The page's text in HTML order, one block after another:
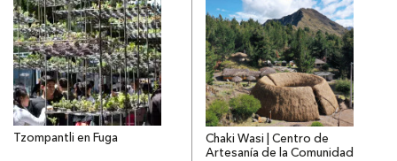
Tzompantli en Fuga
Chaki Wasi | Centro de
Artesanía de la Comunidad